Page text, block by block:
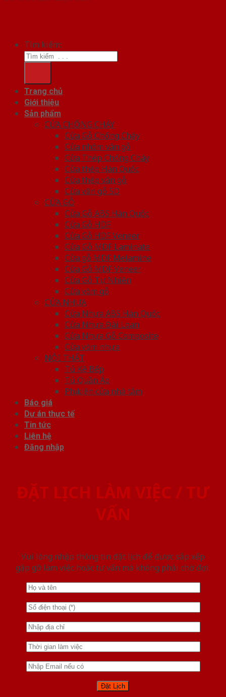
Tìm kiếm:
Trang chủ
Giới thiệu
Sản phẩm
CỬA CHỐNG CHÁY
Cửa Gỗ Chống Cháy
Cửa nhôm vân gỗ
Cửa Thép Chống Cháy
Cửa thép Hàn Quốc
Cửa thép vân gỗ
Cửa vân gỗ 5D
CỬA GỖ
Cửa Gỗ ABS Hàn Quốc
Cửa Gỗ HDF
Cửa Gỗ HDF Veneer
Cửa Gỗ MDF Laminate
Cửa gỗ MDF Melamine
Cửa Gỗ MDF Veneer
Cửa Gỗ Tự Nhiên
Cửa vòm gỗ
CỬA NHỰA
Cửa Nhựa ABS Hàn Quốc
Cửa Nhựa Đài Loan
Cửa Nhựa Gỗ Composite
Cửa vòm nhựa
NỘI THẤT
Tủ Kệ Bếp
Tủ Quần Áo
Phụ kiện cửa nhà tắm
Báo giá
Dự án thực tế
Tin tức
Liên hệ
Đăng nhập
ĐẶT LỊCH LÀM VIỆC / TƯ
VẤN
Vui lòng nhập thông tin đặt lịch để được sắp xếp
gặp gỡ làm việc hoăc tư vấn mà không phải chờ đợi.